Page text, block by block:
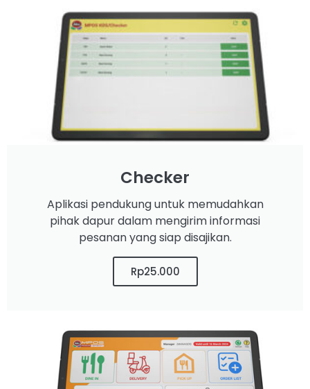
Checker
Aplikasi pendukung untuk memudahkan
pihak dapur dalam mengirim informasi
pesanan yang siap disajikan.
Rp25.000